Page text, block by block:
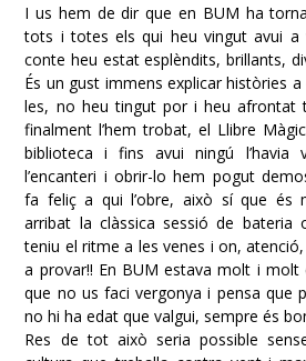
I us hem de dir que en BUM ha
tots i totes els qui heu vingut avui a
conte heu estat esplèndits, brillants,
És un gust immens explicar històries
les, no heutingut por i heu afrontat
finalment l’hem trobat, el Llibre
biblioteca i fins avui ningú l’havia
l’encanteri i obrir-lo hem pogut
fa feliç a qui l’obre, això sí que és
arribat la clàssica sessió de bateria
teniu el ritme a les venes i on,
a provar!! En BUM estava molt i
que no us faci vergonya i pensa que
no hi ha edat que valgui, sempre és
Res de tot això seria possible